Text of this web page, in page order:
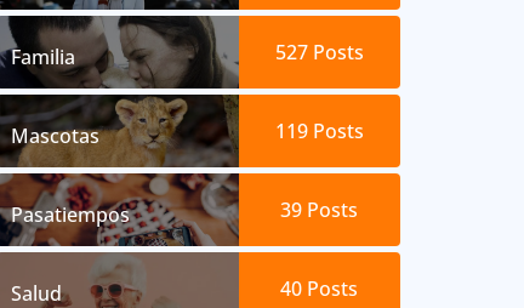
Familia 527 Posts
Mascotas 119 Posts
Pasatiempos 39 Posts
Salud 40 Posts